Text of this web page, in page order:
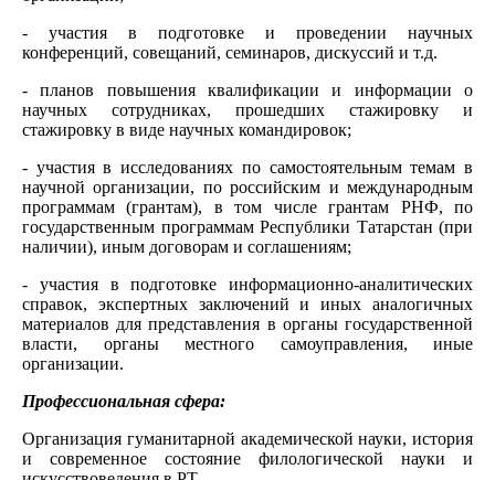
- участия в подготовке и проведении научных
конференций, совещаний, семинаров, дискуссий и т.д.
- планов повышения квалификации и информации о
научных сотрудниках, прошедших стажировку и
стажировку в виде научных командировок;
- участия в исследованиях по самостоятельным темам в
научной организации, по российским и международным
программам (грантам), в том числе грантам РНФ, по
государственным программам Республики Татарстан (при
наличии), иным договорам и соглашениям;
- участия в подготовке информационно-аналитических
справок, экспертных заключений и иных аналогичных
материалов для представления в органы государственной
власти, органы местного самоуправления, иные
организации.
Профессиональная сфера:
Организация гуманитарной академической науки, история
и современное состояние филологической науки и